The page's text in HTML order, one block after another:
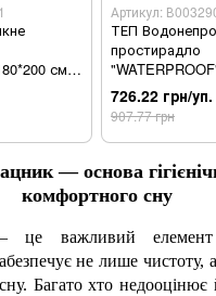
см
Артикул:
ТЕП
простирадло
(бамбук),,
726.22 грн/уп.
907.77 грн
— основа
комфортного сну
це важливий елемент
не лише чистоту,
Багато хто недооцінює